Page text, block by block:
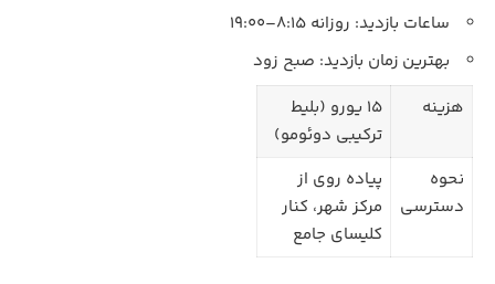
ساعات بازدید: روزانه 8:15–19:00
بهترین زمان بازدید: صبح زود
هزینه
15 یورو (بلیط
ترکیبی دوئومو)
نحوه
دسترسی
پیاده‌ روی از
مرکز شهر، کنار
کلیسای جامع